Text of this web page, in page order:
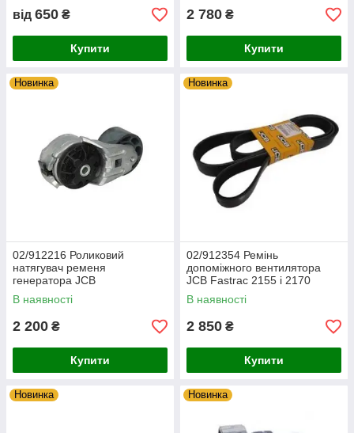
від 650 ₴
Купити
2 780 ₴
Купити
Новинка
02/912216 Роликовий
натягувач ременя
генератора JCB
В наявності
2 200 ₴
Купити
Новинка
02/912354 Ремінь
допоміжного вентилятора
JCB Fastrac 2155 і 2170
В наявності
2 850 ₴
Купити
Новинка Новинка